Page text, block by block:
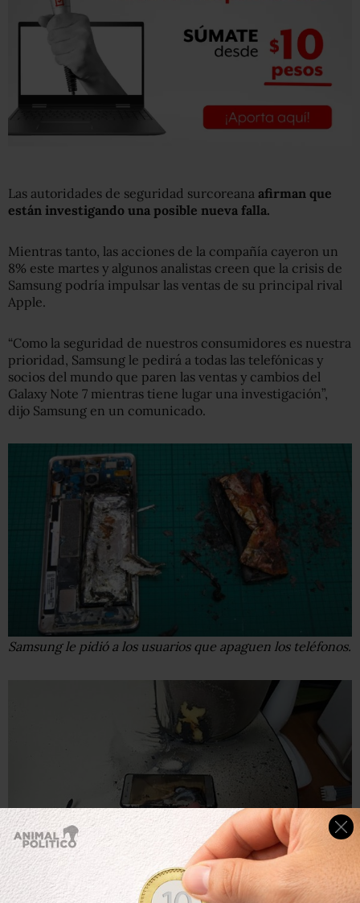
Las autoridades de seguridad surcoreana afirman que
están investigando una posible nueva falla.
Mientras tanto, las acciones de la compañía cayeron un
8% este martes y algunos analistas creen que la crisis de
Samsung podría impulsar las ventas de su principal rival
Apple.
“Como la seguridad de nuestros consumidores es nuestra
prioridad, Samsung le pedirá a todas las telefónicas y
socios del mundo que paren las ventas y cambios del
Galaxy Note 7 mientras tiene lugar una investigación”,
dijo Samsung en un comunicado.
Samsung le pidió a los usuarios que apaguen los teléfonos.